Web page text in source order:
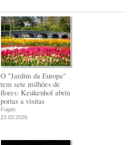
O "Jardim da Europa"
tem sete milhões de
flores: Keukenhof abriu
portas a visitas
Fugas
23.03.2026